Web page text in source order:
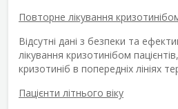
Повторне лікування
Відсутні дані з безпеки та
лікування кризотинібом
кризотиніб в попередніх лініях
Пацієнти літнього віку